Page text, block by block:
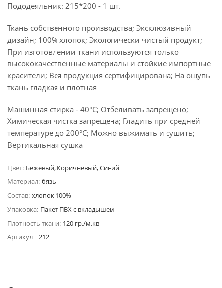
Пододеяльник: 215*200 - 1 шт.
Ткань собственного производства; Эксклюзивный
дизайн; 100% хлопок; Экологически чистый продукт;
При изготовлении ткани используются только
высококачественные материалы и стойкие импортные
красители; Вся продукция сертифицирована; На ощупь
ткань гладкая и плотная
Машинная стирка - 40°C; Отбеливать запрещено;
Химическая чистка запрещена; Гладить при средней
температуре до 200°С; Можно выжимать и сушить;
Вертикальная сушка
Цвет: Бежевый, Коричневый, Синий
Материал: бязь
Состав: хлопок 100%
Упаковка: Пакет ПВХ с вкладышем
Плотность ткани: 120 гр./м.кв
Артикул
212